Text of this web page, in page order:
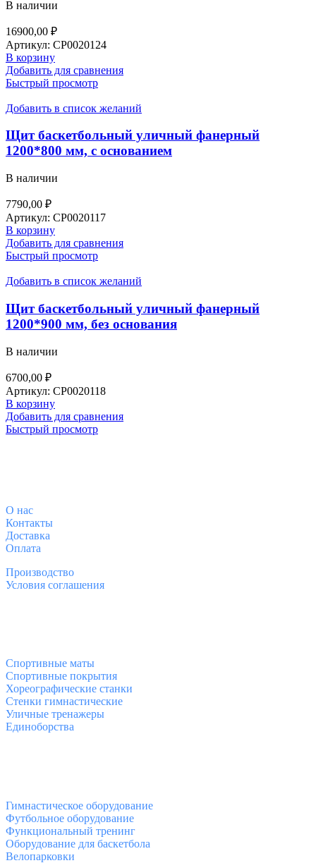
В наличии
16900,00 ₽
Артикул: СР0020124
В корзину
Добавить для сравнения
Быстрый просмотр
Добавить в список желаний
Щит баскетбольный уличный фанерный
1200*800 мм, с основанием
В наличии
7790,00 ₽
Артикул: СР0020117
В корзину
Добавить для сравнения
Быстрый просмотр
Добавить в список желаний
Щит баскетбольный уличный фанерный
1200*900 мм, без основания
В наличии
6700,00 ₽
Артикул: СР0020118
В корзину
Добавить для сравнения
Быстрый просмотр
О нас
Контакты
Доставка
Оплата
Производство
Условия соглашения
Спортивные маты
Спортивные покрытия
Хореографические станки
Стенки гимнастические
Уличные тренажеры
Единоборства
Гимнастическое оборудование
Футбольное оборудование
Функциональный тренинг
Оборудование для баскетбола
Велопарковки